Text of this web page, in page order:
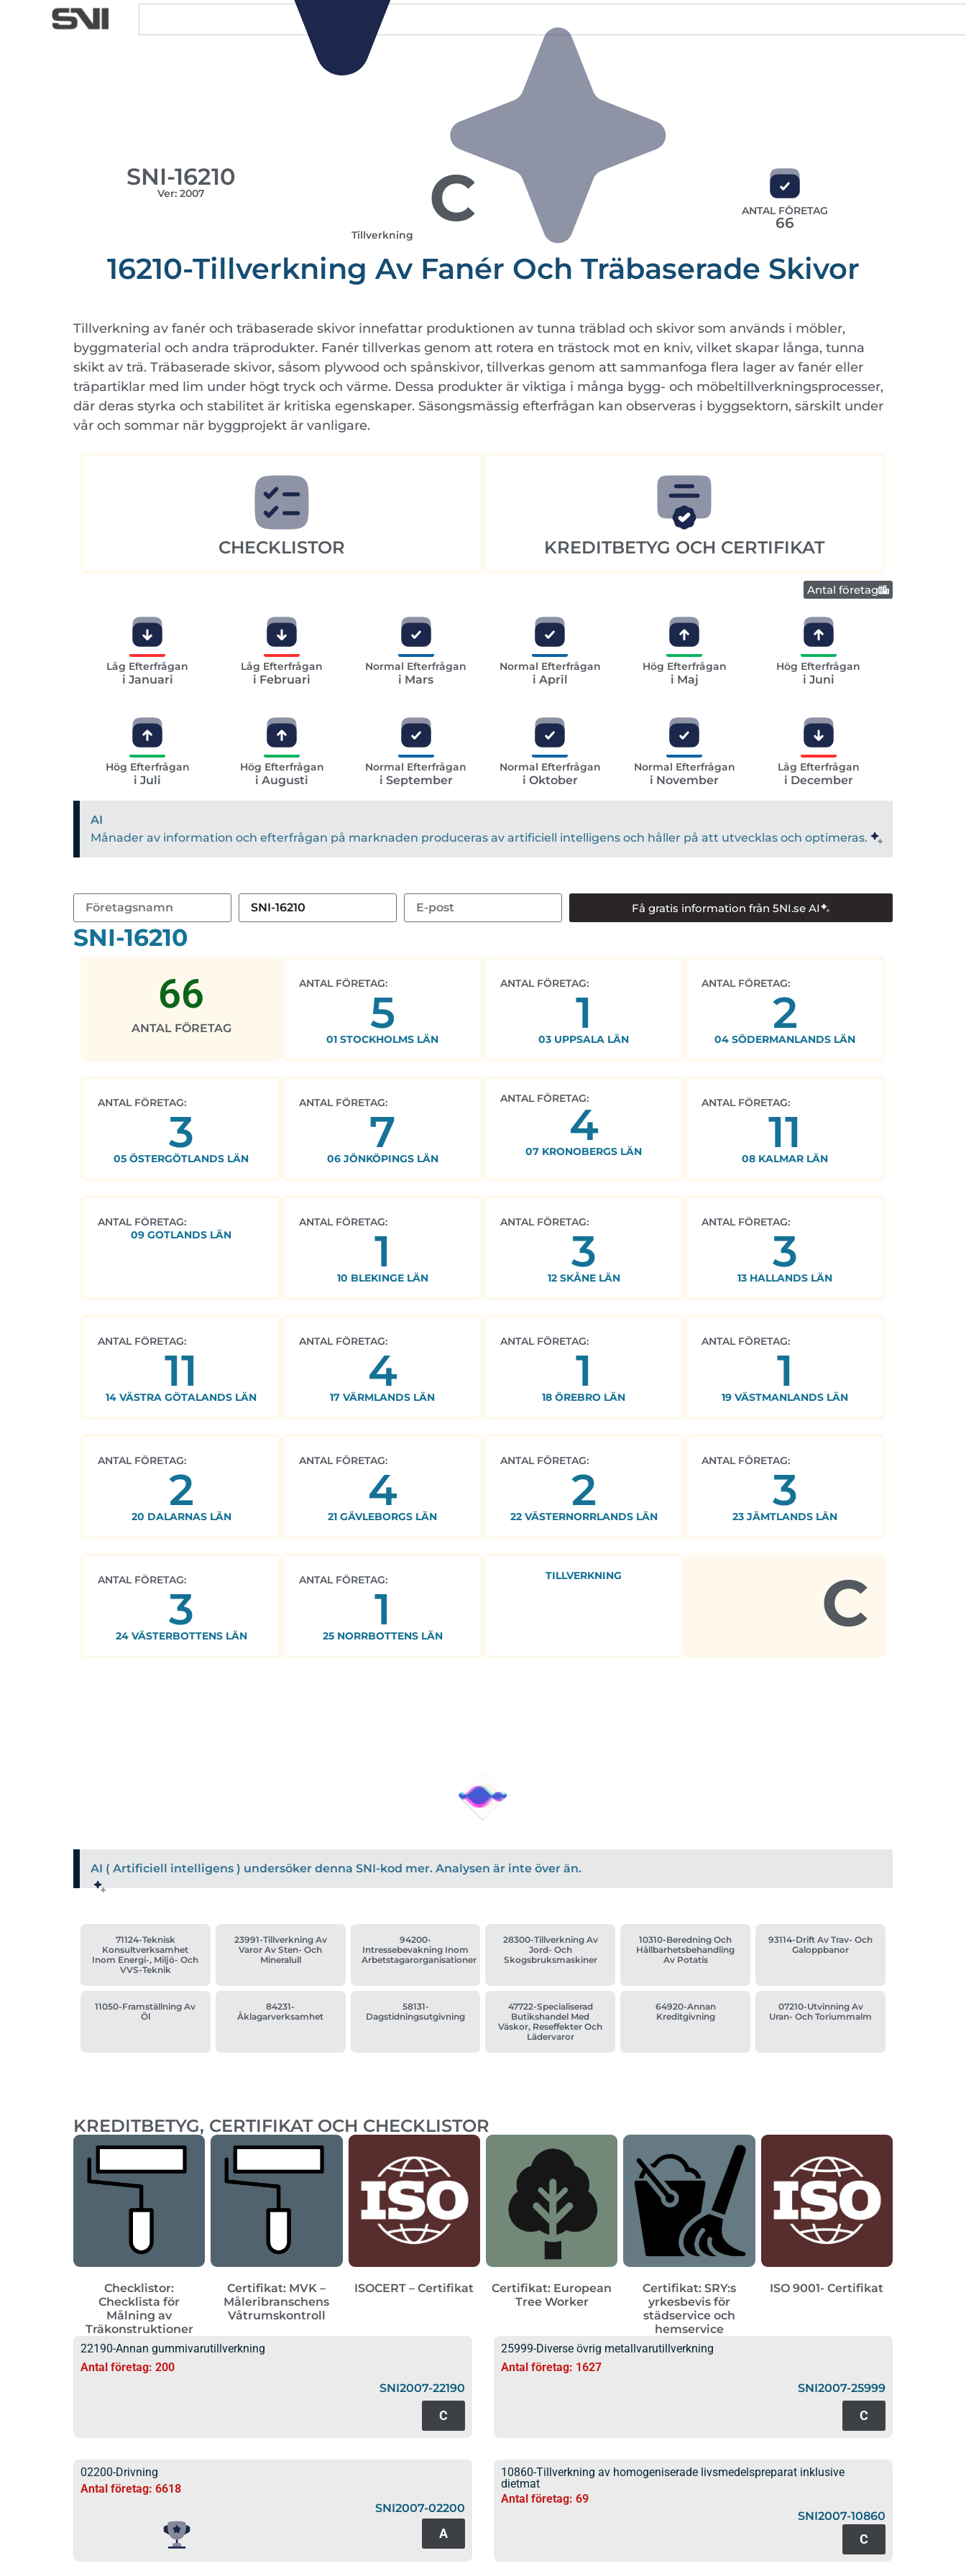
SNI-16210
Ver: 2007 C
Tillverkning
ANTAL FÖRETAG
66
16210-Tillverkning Av Fanér Och Träbaserade Skivor
Tillverkning av fanér och träbaserade skivor innefattar produktionen av tunna träblad och skivor som används i möbler,
byggmaterial och andra träprodukter. Fanér tillverkas genom att rotera en trästock mot en kniv, vilket skapar långa, tunna
skikt av trä. Träbaserade skivor, såsom plywood och spånskivor, tillverkas genom att sammanfoga flera lager av fanér eller
träpartiklar med lim under högt tryck och värme. Dessa produkter är viktiga i många bygg- och möbeltillverkningsprocesser,
där deras styrka och stabilitet är kritiska egenskaper. Säsongsmässig efterfrågan kan observeras i byggsektorn, särskilt under
vår och sommar när byggprojekt är vanligare.
CHECKLISTOR KREDITBETYG OCH CERTIFIKAT
Antal företag
Låg Efterfrågan
i Januari
Låg Efterfrågan
i Februari
Normal Efterfrågan
i Mars
Normal Efterfrågan
i April
Hög Efterfrågan
i Maj
Hög Efterfrågan
i Juni
Hög Efterfrågan
i Juli
Hög Efterfrågan
i Augusti
Normal Efterfrågan
i September
Normal Efterfrågan
i Oktober
Normal Efterfrågan
i November
Låg Efterfrågan
i December
AI
Månader av information och efterfrågan på marknaden produceras av artificiell intelligens och håller på att utvecklas och optimeras.
Få gratis information från 5NI.se AI
SNI-16210
ANTAL FÖRETAG
66 ANTAL FÖRETAG:
5
01 STOCKHOLMS LÄN
ANTAL FÖRETAG:
1
03 UPPSALA LÄN
ANTAL FÖRETAG:
2
04 SÖDERMANLANDS LÄN
ANTAL FÖRETAG:
3
05 ÖSTERGÖTLANDS LÄN
ANTAL FÖRETAG:
7
06 JÖNKÖPINGS LÄN
ANTAL FÖRETAG:
4
07 KRONOBERGS LÄN
ANTAL FÖRETAG:
11
08 KALMAR LÄN
ANTAL FÖRETAG:
09 GOTLANDS LÄN
ANTAL FÖRETAG:
1
10 BLEKINGE LÄN
ANTAL FÖRETAG:
3
12 SKÅNE LÄN
ANTAL FÖRETAG:
3
13 HALLANDS LÄN
ANTAL FÖRETAG:
11
14 VÄSTRA GÖTALANDS LÄN
ANTAL FÖRETAG:
4
17 VÄRMLANDS LÄN
ANTAL FÖRETAG:
1
18 ÖREBRO LÄN
ANTAL FÖRETAG:
1
19 VÄSTMANLANDS LÄN
ANTAL FÖRETAG:
2
20 DALARNAS LÄN
ANTAL FÖRETAG:
4
21 GÄVLEBORGS LÄN
ANTAL FÖRETAG:
2
22 VÄSTERNORRLANDS LÄN
ANTAL FÖRETAG:
3
23 JÄMTLANDS LÄN
ANTAL FÖRETAG:
3
24 VÄSTERBOTTENS LÄN
ANTAL FÖRETAG:
1
25 NORRBOTTENS LÄN
TILLVERKNING C
AI ( Artificiell intelligens ) undersöker denna SNI-kod mer. Analysen är inte över än.
71124-Teknisk
Konsultverksamhet
Inom Energi-, Miljö- Och
VVS-Teknik
23991-Tillverkning Av
Varor Av Sten- Och
Mineralull
94200-
Intressebevakning Inom
Arbetstagarorganisationer
28300-Tillverkning Av
Jord- Och
Skogsbruksmaskiner
10310-Beredning Och
Hållbarhetsbehandling
Av Potatis
93114-Drift Av Trav- Och
Galoppbanor
11050-Framställning Av
Öl
84231-
Åklagarverksamhet
58131-
Dagstidningsutgivning
47722-Specialiserad
Butikshandel Med
Väskor, Reseffekter Och
Lädervaror
64920-Annan
Kreditgivning
07210-Utvinning Av
Uran- Och Toriummalm
KREDITBETYG, CERTIFIKAT OCH CHECKLISTOR
Checklistor:
Checklista för
Målning av
Träkonstruktioner
Certifikat: MVK –
Måleribranschens
Våtrumskontroll
ISOCERT – Certifikat
Certifikat: European
Tree Worker
Certifikat: SRY:s
yrkesbevis för
städservice och
hemservice
ISO 9001- Certifikat
22190-Annan gummivarutillverkning
Antal företag: 200
SNI2007-22190
C
25999-Diverse övrig metallvarutillverkning
Antal företag: 1627
SNI2007-25999
C
02200-Drivning
Antal företag: 6618
SNI2007-02200
A
10860-Tillverkning av homogeniserade livsmedelspreparat inklusive
dietmat
Antal företag: 69
SNI2007-10860
C